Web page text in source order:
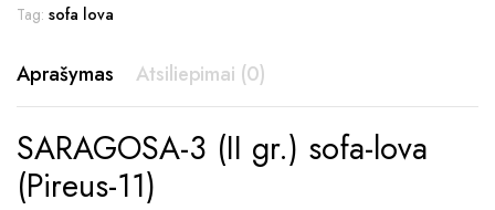
Tag: sofa lova
Aprašymas Atsiliepimai (0)
SARAGOSA-3 (II gr.) sofa-lova
(Pireus-11)